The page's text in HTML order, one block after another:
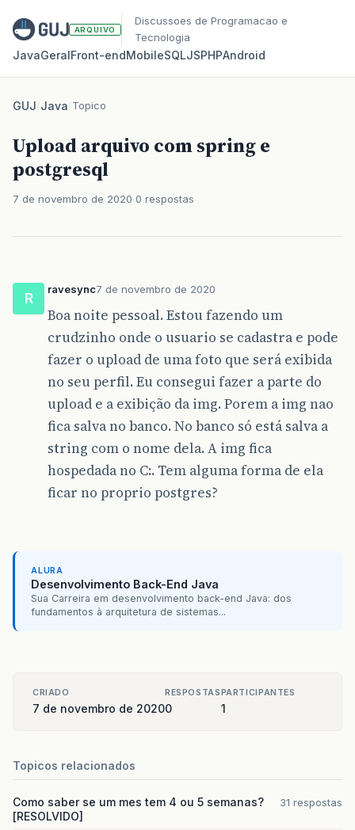
ARQUIVO
Discussoes de Programacao e
Tecnologia
JavaGeralFront‑endMobileSQLJSPHPAndroid
GUJ/Java/Topico
Upload arquivo com spring e
postgresql
7 de novembro de 2020 0 respostas
R
ravesync7 de novembro de 2020
Boa noite pessoal. Estou fazendo um
crudzinho onde o usuario se cadastra e pode
fazer o upload de uma foto que será exibida
no seu perfil. Eu consegui fazer a parte do
upload e a exibição da img. Porem a img nao
fica salva no banco. No banco só está salva a
string com o nome dela. A img fica
hospedada no C:. Tem alguma forma de ela
ficar no proprio postgres?
ALURA
Desenvolvimento Back-End Java
Sua Carreira em desenvolvimento back-end Java: dos
fundamentos à arquitetura de sistemas...
CRIADO
7 de novembro de 2020
RESPOSTAS
0
PARTICIPANTES
1
Topicos relacionados
Como saber se um mes tem 4 ou 5 semanas?
[RESOLVIDO]
31 respostas